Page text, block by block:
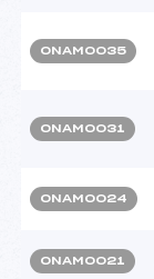
ONAM0035
ONAM0031
ONAM0024
ONAM0021